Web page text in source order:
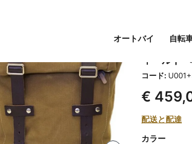
オートバイ 自転
キャンバ
ィールド
コード:
€
配送と配達
カラー